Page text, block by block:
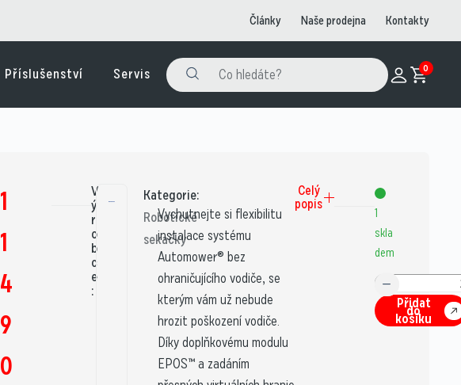
Články Naše prodejna Kontakty
Příslušenství Servis 0
1
1
4
9
0
V
ý
r
o
b
c
e
:
Kategorie:
Robotické
sekačky
Vychutnejte si flexibilitu
instalace systému
Automower® bez
ohraničujícího vodiče, se
kterým vám už nebude
hrozit poškození vodiče.
Díky doplňkovému modulu
EPOS™ a zadáním
Celý
popis
1
skla
dem
Přidat
do
košíku